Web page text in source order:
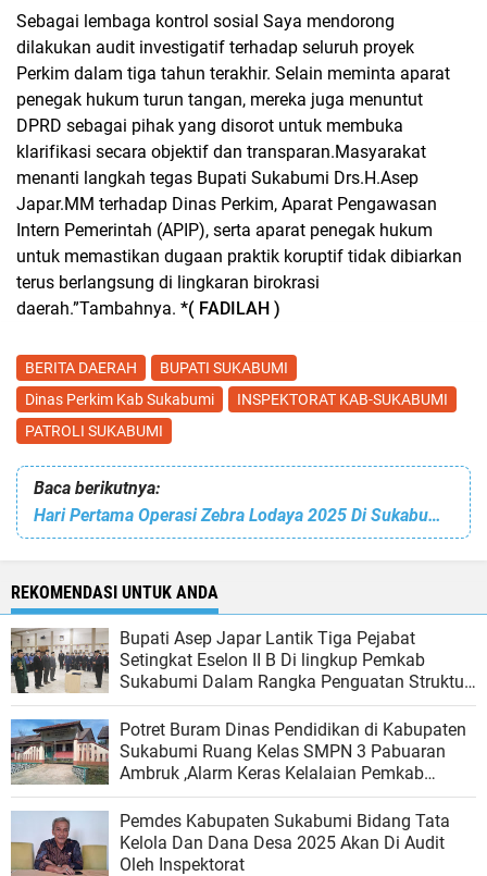
Sebagai lembaga kontrol sosial Saya mendorong
dilakukan audit investigatif terhadap seluruh proyek
Perkim dalam tiga tahun terakhir. Selain meminta aparat
penegak hukum turun tangan, mereka juga menuntut
DPRD sebagai pihak yang disorot untuk membuka
klarifikasi secara objektif dan transparan.Masyarakat
menanti langkah tegas Bupati Sukabumi Drs.H.Asep
Japar.MM terhadap Dinas Perkim, Aparat Pengawasan
Intern Pemerintah (APIP), serta aparat penegak hukum
untuk memastikan dugaan praktik koruptif tidak dibiarkan
terus berlangsung di lingkaran birokrasi
daerah.”Tambahnya. *( FADILAH )
BERITA DAERAH
BUPATI SUKABUMI
Dinas Perkim Kab Sukabumi
INSPEKTORAT KAB-SUKABUMI
PATROLI SUKABUMI
Baca berikutnya:
Hari Pertama Operasi Zebra Lodaya 2025 Di Sukabumi Terdapat 1.583 Knalpot Bising Dimusnahkan, Polisi Tegaskan Penindakan Berlanjut
REKOMENDASI UNTUK ANDA
Bupati Asep Japar Lantik Tiga Pejabat
Setingkat Eselon II B Di lingkup Pemkab
Sukabumi Dalam Rangka Penguatan Struktur
Birokrasi
Potret Buram Dinas Pendidikan di Kabupaten
Sukabumi Ruang Kelas SMPN 3 Pabuaran
Ambruk ,Alarm Keras Kelalaian Pemkab
Sukabumi Dalam Menjamin Keselamatan
Siswa
Pemdes Kabupaten Sukabumi Bidang Tata
Kelola Dan Dana Desa 2025 Akan Di Audit
Oleh Inspektorat